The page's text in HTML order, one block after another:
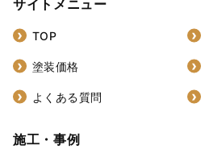
サイトメニュー
TOP
塗装価格
よくある質問
施工・事例